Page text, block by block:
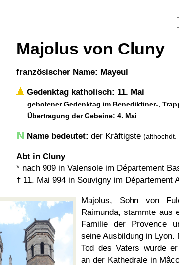
Majolus von Cluny
französischer Name: Mayeul
Gedenktag katholisch: 11. Mai
gebotener Gedenktag im Benediktiner-,
Übertragung der Gebeine: 4. Mai
Name bedeutet: der Kräftigste (althochdt.
Abt in Cluny
* nach 909 in Valensole im Département
† 11. Mai 994 in Souvigny im Département
Majolus, Sohn von
Raimunda, stammte aus
Familie der Provence
seine Ausbildung in Lyon.
Tod des Vaters wurde er
an der Kathedralein